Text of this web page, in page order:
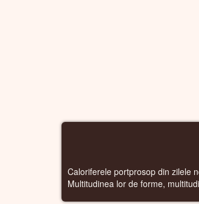
Caloriferele portprosop din zilele
Multitudinea lor de forme,